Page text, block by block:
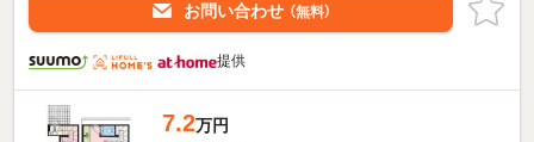
お問い合わせ （無料）
提供
7.2万円